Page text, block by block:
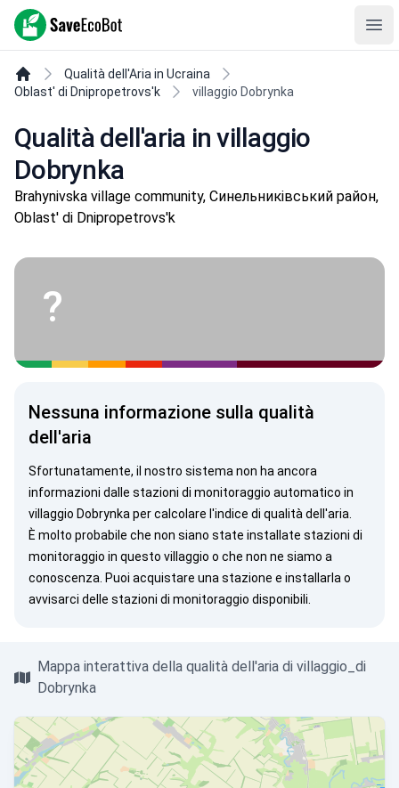
SaveEcoBot
Qualità dell'Aria in Ucraina
Oblast' di Dnipropetrovs'k
villaggio Dobrynka
Qualità dell'aria in villaggio
Dobrynka
Brahynivska village community, Синельниківський район,
Oblast' di Dnipropetrovs'k
?
Nessuna informazione sulla qualità
dell'aria
Sfortunatamente, il nostro sistema non ha ancora
informazioni dalle stazioni di monitoraggio automatico in
villaggio Dobrynka per calcolare l'indice di qualità dell'aria.
È molto probabile che non siano state installate stazioni di
monitoraggio in questo villaggio o che non ne siamo a
conoscenza. Puoi acquistare una stazione e installarla o
avvisarci delle stazioni di monitoraggio disponibili.
Mappa interattiva della qualità dell'aria di villaggio_di
Dobrynka